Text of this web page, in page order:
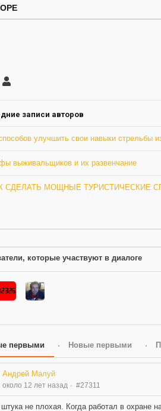
Грю
записи авторов
улучшить свои навыки стрельбы
выживальщиков и их развенчание
СДЕЛАТЬ МОЩНЫЕ ТУРИСТИЧЕСКИЕ
которые участвуют в диалоге
первыми Новые первыми
Андрей Малуй
около 12 лет назад #27311
не плохая. Когда работал в охране